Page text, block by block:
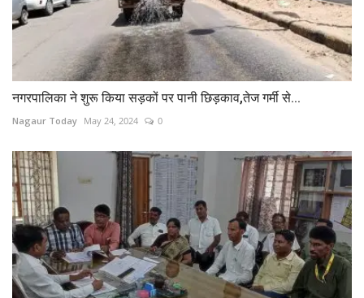
नगरपालिका ने शुरू किया सड़कों पर पानी छिड़काव,तेज गर्मी से...
Nagaur Today May 24, 2024 0